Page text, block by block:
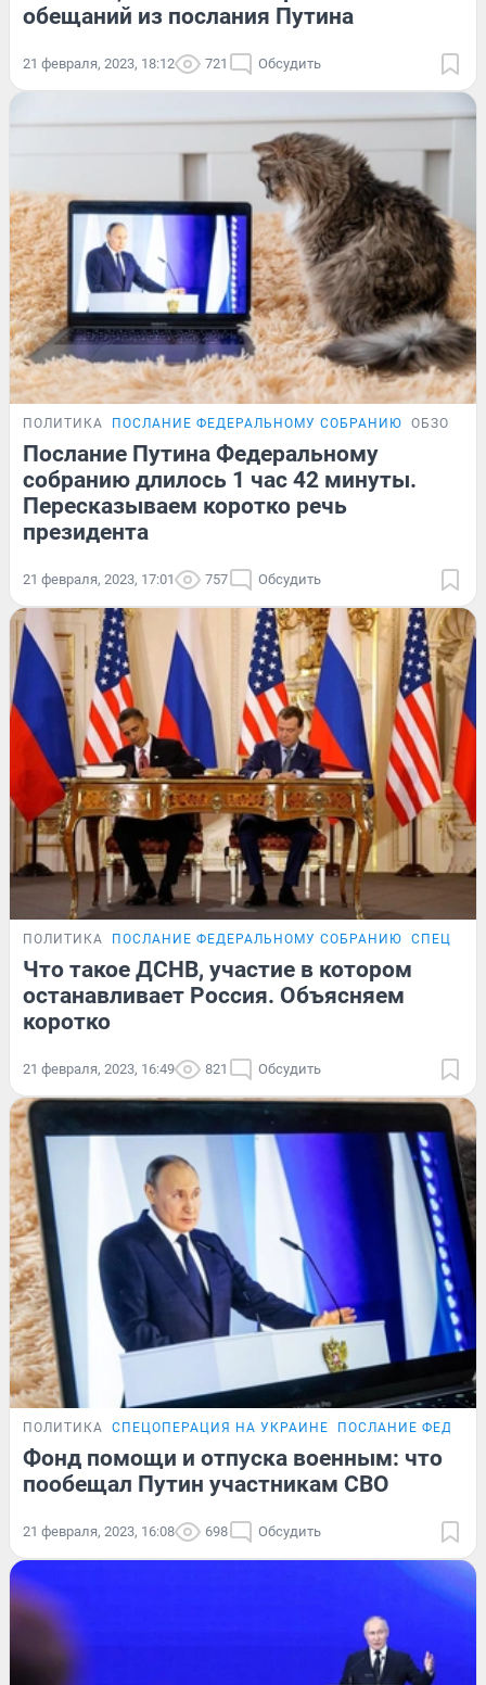
обещаний из послания Путина
21 февраля, 2023, 18:12 721 Обсудить
ПОЛИТИКА ПОСЛАНИЕ ФЕДЕРАЛЬНОМУ СОБРАНИЮ ОБЗОР
Послание Путина Федеральному
собранию длилось 1 час 42 минуты.
Пересказываем коротко речь
президента
21 февраля, 2023, 17:01 757 Обсудить
ПОЛИТИКА ПОСЛАНИЕ ФЕДЕРАЛЬНОМУ СОБРАНИЮ
Что такое ДСНВ, участие в котором
останавливает Россия. Объясняем
коротко
21 февраля, 2023, 16:49 821 Обсудить
ПОЛИТИКА СПЕЦОПЕРАЦИЯ НА УКРАИНЕ ПОСЛАНИЕ
Фонд помощи и отпуска военным: что
пообещал Путин участникам СВО
21 февраля, 2023, 16:08 698 Обсудить